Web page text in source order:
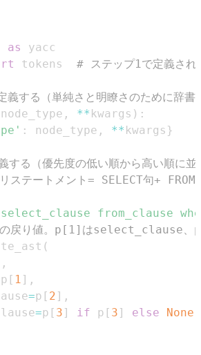
as
tokens # ステップ1で定義され
する（単純さと明瞭さのために辞書
node_type , ** kwargs ) :
: node_type , ** kwargs }
る（優先度の低い順から高い順に
ステートメント= SELECT句+
from_clause
戻り値。p[1]はselect_clause
(
,
p [ 1 ] ,
=p [ 2 ] ,
=p [ 3 ] if p [ 3 ] else
None